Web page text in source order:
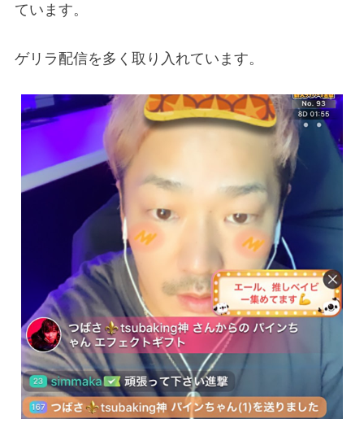
ています。
ゲリラ配信を多く取り入れています。